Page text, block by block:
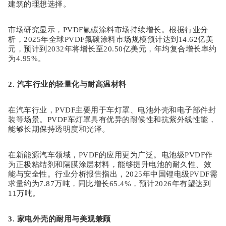
建筑的理想选择。
市场研究显示， PVDF氟碳涂料市场持续增长。根据行业分
析，2025年全球PVDF氟碳涂料市场规模预计达到14.62亿美
元，预计到2032年将增长至20.50亿美元，年均复合增长率约
为4.95%。
2. 汽车行业的轻量化与耐高温材料
在汽车行业， PVDF主要用于车灯罩、电池外壳和电子部件封
装等场景。PVDF车灯罩具有优异的耐候性和抗紫外线性能，
能够长期保持透明度和光泽。
在新能源汽车领域， PVDF的应用更为广泛。电池级PVDF作
为正极粘结剂和隔膜涂层材料，能够提升电池的耐久性、效
能与安全性。行业分析报告指出，2025年中国锂电级PVDF需
求量约为7.87万吨，同比增长65.4%，预计2026年有望达到
11万吨。
3. 家电外壳的耐用与美观兼顾